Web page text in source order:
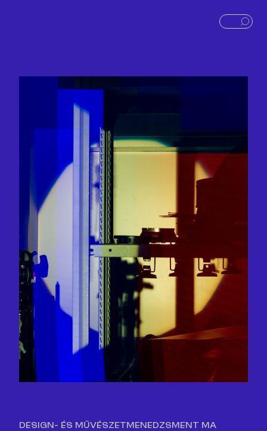
DESIGN- ÉS MŰVÉSZETMENEDZSMENT MA